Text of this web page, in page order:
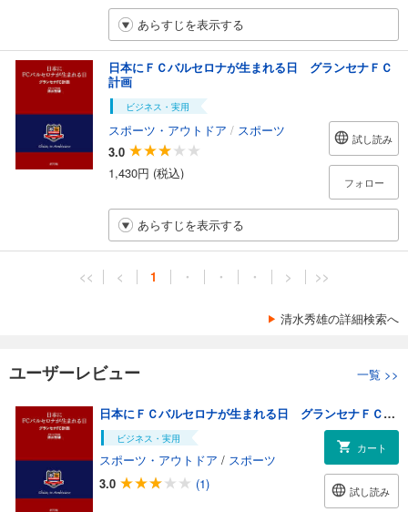
あらすじを表示する
日本にＦＣバルセロナが生まれる日 グランセナＦＣ
計画
ビジネス・実用
スポーツ・アウトドア / スポーツ
3.0
1,430円 (税込)
試し読み
フォロー
あらすじを表示する
<< < 1 ・ ・ ・ > >>
清水秀雄の詳細検索へ
ユーザーレビュー 一覧 >>
日本にＦＣバルセロナが生まれる日 グランセナＦＣ計画
ビジネス・実用
スポーツ・アウトドア / スポーツ
3.0
(1)
カート
試し読み